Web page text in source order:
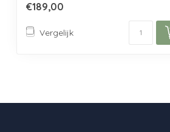
€189,00
Vergelijk